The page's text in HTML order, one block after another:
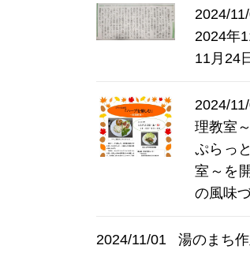
2024/
2024年
11月24
2024/
理教室
ぷらっ
室～を
の風味
2024/11/01
湯のまち